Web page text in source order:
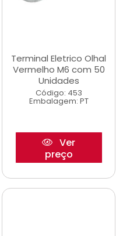
Terminal Eletrico Olhal
Vermelho M6 com 50
Unidades
Código: 453
Embalagem: PT
Ver
preço